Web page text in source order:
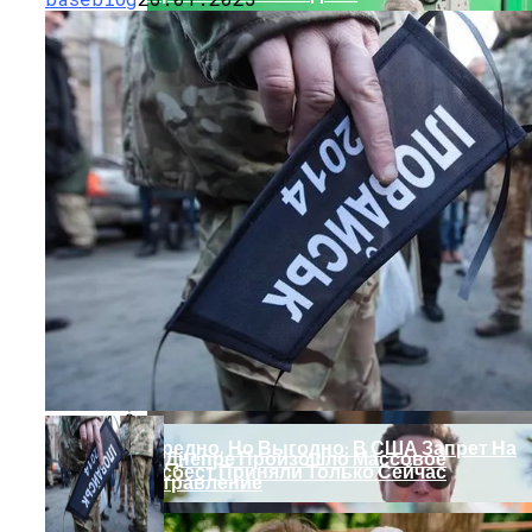
На Какую Зарплату Могут
Рассчитывать Украинцы За Рубежом:
Советы Для Беженцев
Вредно, Но Выгодно: В США Запрет На
Асбест Приняли Только Сейчас
В Днепре Произошло Массовое
Отравление